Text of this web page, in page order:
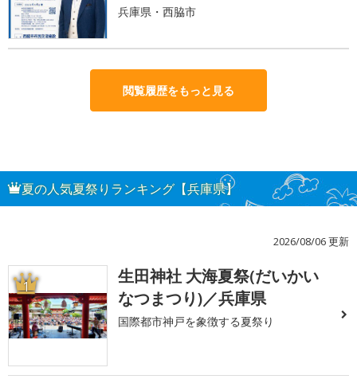
兵庫県・西脇市
閲覧履歴をもっと見る
夏の人気夏祭りランキング【兵庫県】
2026/08/06 更新
1
生田神社 大海夏祭(だいかい
なつまつり)／兵庫県
国際都市神戸を象徴する夏祭り